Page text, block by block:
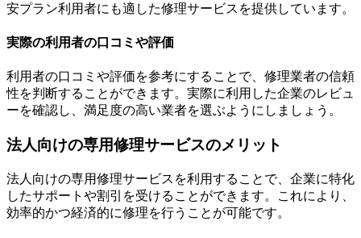
安プラン利用者にも適した修理サービスを提供しています。
実際の利用者の口コミや評価
利用者の口コミや評価を参考にすることで、修理業者の信頼
性を判断することができます。実際に利用した企業のレビュ
ーを確認し、満足度の高い業者を選ぶようにしましょう。
法人向けの専用修理サービスのメリット
法人向けの専用修理サービスを利用することで、企業に特化
したサポートや割引を受けることができます。これにより、
効率的かつ経済的に修理を行うことが可能です。